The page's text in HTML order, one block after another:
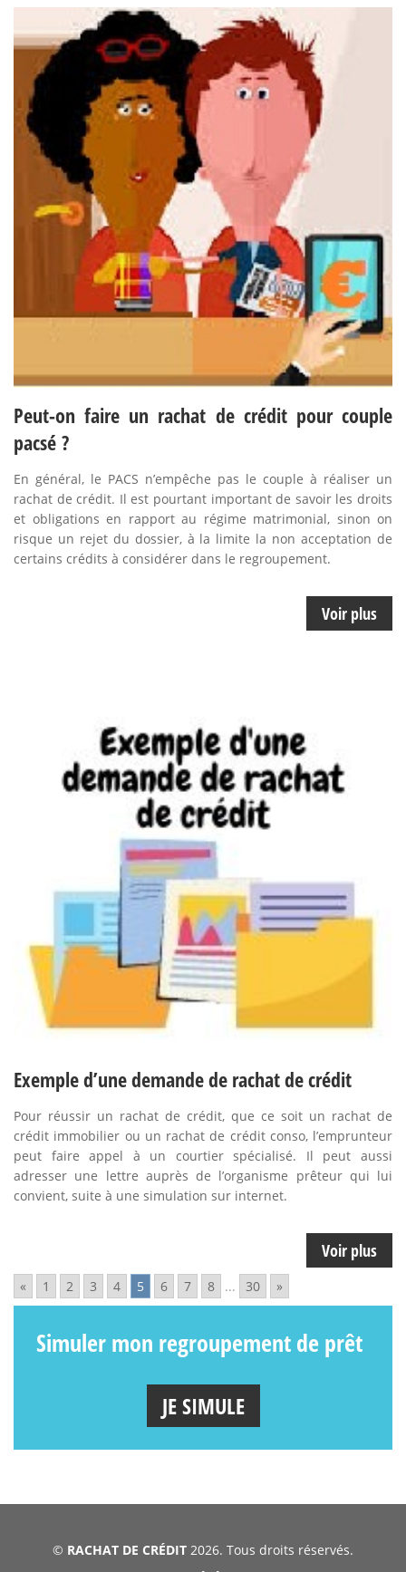
Peut-on faire un rachat de crédit pour couple
pacsé ?
En général, le PACS n’empêche pas le couple à réaliser un
rachat de crédit. Il est pourtant important de savoir les droits
et obligations en rapport au régime matrimonial, sinon on
risque un rejet du dossier, à la limite la non acceptation de
certains crédits à considérer dans le regroupement.
Voir plus
Exemple d’une demande de rachat de crédit
Pour réussir un rachat de crédit, que ce soit un rachat de
crédit immobilier ou un rachat de crédit conso, l’emprunteur
peut faire appel à un courtier spécialisé. Il peut aussi
adresser une lettre auprès de l’organisme prêteur qui lui
convient, suite à une simulation sur internet.
Voir plus
« 1 2 3 4 5 6 7 8 ... 30 »
Simuler mon regroupement de prêt
JE SIMULE
© RACHAT DE CRÉDIT 2026. Tous droits réservés.